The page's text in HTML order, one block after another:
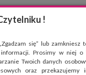
!
się” lub zamkniesz
Prosimy w niej o
Twoich danych
oraz przekazujemy
cookies, które służą głównie
'cookies', zezwalasz na
polityki cookies